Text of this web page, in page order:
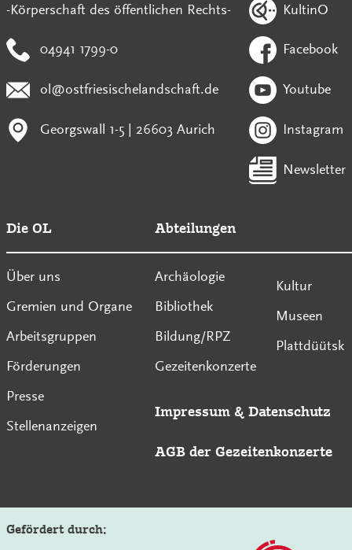
-Körperschaft des öffentlichen Rechts-
04941 1799-0
ol@ostfriesischelandschaft.de
Georgswall 1-5 | 26603 Aurich
KultinO
Facebook
Youtube
Instagram
Newsletter
Die OL
Über uns
Gremien und Organe
Arbeitsgruppen
Förderungen
Presse
Stellenanzeigen
Abteilungen
Archäologie
Bibliothek
Bildung/RPZ
Gezeitenkonzerte
Kultur
Museen
Plattdüütsk
Impressum & Datenschutz
AGB der Gezeitenkonzerte
Gefördert durch: